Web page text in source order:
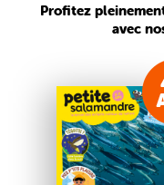
Profitez
avec